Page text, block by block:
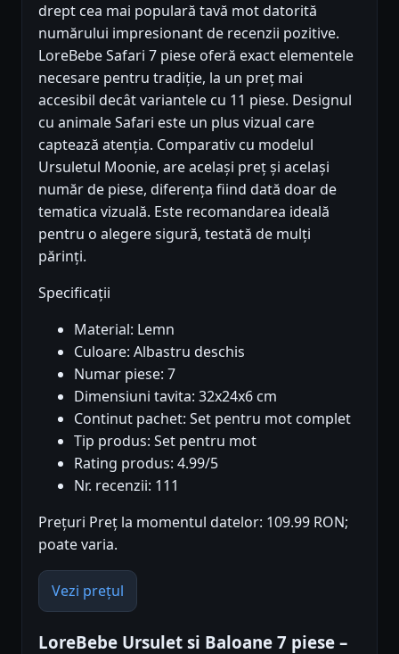
drept cea mai populară tavă mot datorită
numărului impresionant de recenzii pozitive.
LoreBebe Safari 7 piese oferă exact elementele
necesare pentru tradiție, la un preț mai
accesibil decât variantele cu 11 piese. Designul
cu animale Safari este un plus vizual care
captează atenția. Comparativ cu modelul
Ursuletul Moonie, are același preț și același
număr de piese, diferența fiind dată doar de
tematica vizuală. Este recomandarea ideală
pentru o alegere sigură, testată de mulți
părinți.
Specificații
Material: Lemn
Culoare: Albastru deschis
Numar piese: 7
Dimensiuni tavita: 32x24x6 cm
Continut pachet: Set pentru mot complet
Tip produs: Set pentru mot
Rating produs: 4.99/5
Nr. recenzii: 111
Prețuri Preț la momentul datelor: 109.99 RON;
poate varia.
Vezi prețul
LoreBebe Ursulet si Baloane 7 piese –